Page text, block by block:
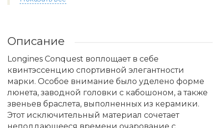
Описание
Longines Conquest воплощает в себе
квинтэссенцию спортивной элегантности
марки. Особое внимание было уделено форме
люнета, заводной головки с кабошоном, а также
звеньев браслета, выполненных из керамики.
Этот исключительный материал сочетает